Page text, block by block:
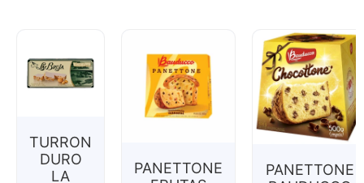
TURRON
DURO
LA
PANETTONE
PANETTONE